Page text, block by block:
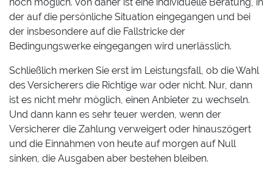
der auf die persönliche Situation eingegangen und bei
der insbesondere auf die Fallstricke der
Bedingungswerke eingegangen wird unerlässlich.
Schließlich merken Sie erst im Leistungsfall, ob die Wahl
des Versicherers die Richtige war oder nicht. Nur, dann
ist es nicht mehr möglich, einen Anbieter zu wechseln.
Und dann kann es sehr teuer werden, wenn der
Versicherer die Zahlung verweigert oder hinauszögert
und die Einnahmen von heute auf morgen auf Null
sinken, die Ausgaben aber bestehen bleiben.